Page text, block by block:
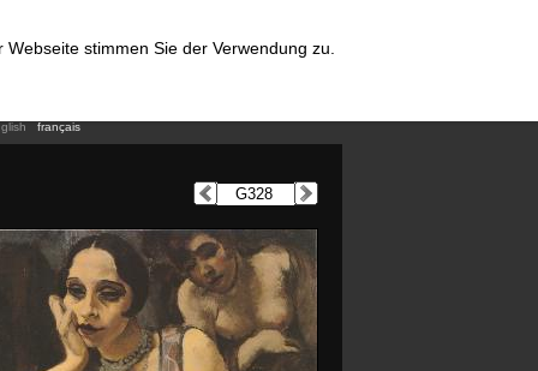
stimmen Sie der Verwendung zu.
français